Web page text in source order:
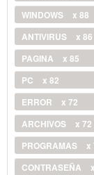
WINDOWS
x 88
ANTIVIRUS
x 86
PAGINA
x 85
PC
x 82
ERROR
x 72
ARCHIVOS
x 72
PROGRAMAS
x
CONTRASEÑA